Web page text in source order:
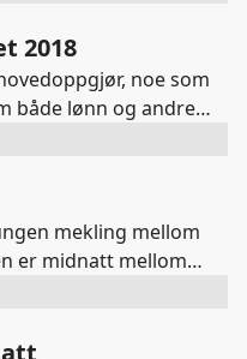
2018
noe som
både lønn og andre
lønnsoppgjør blir
oppgjør. Det betyr at
Det er spørsmål
til at partene i år
mekling mellom
er midnatt mellom